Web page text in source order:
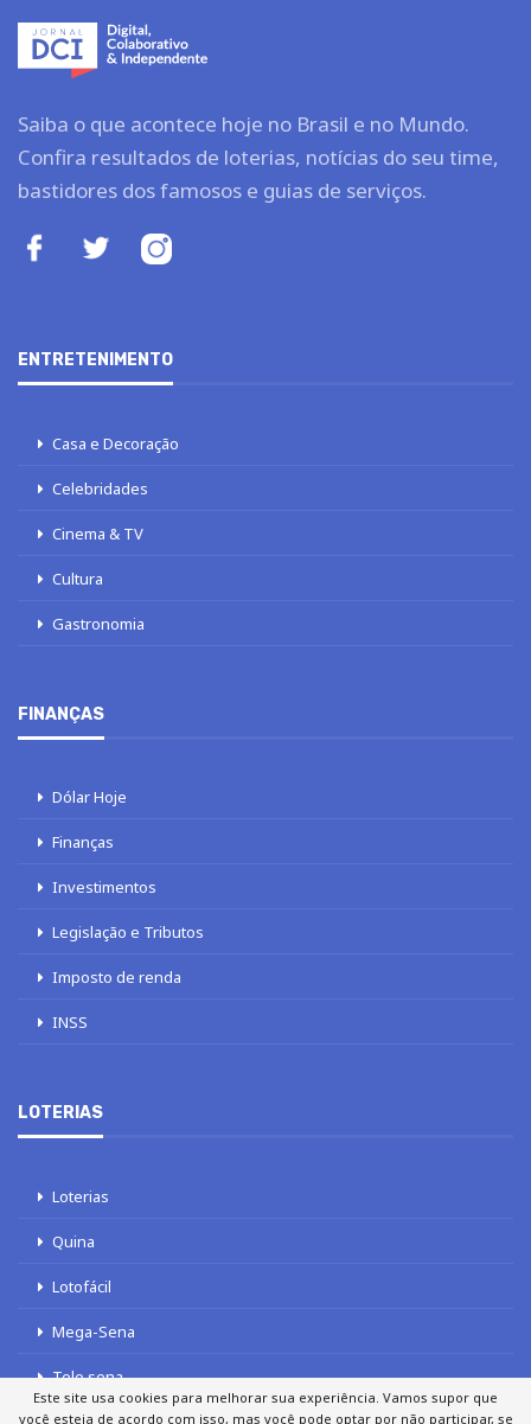
Saiba o que acontece hoje no Brasil e no Mundo.
Confira resultados de loterias, notícias do seu time,
bastidores dos famosos e guias de serviços.
ENTRETENIMENTO
Casa e Decoração
Celebridades
Cinema & TV
Cultura
Gastronomia
FINANÇAS
Dólar Hoje
Finanças
Investimentos
Legislação e Tributos
Imposto de renda
INSS
LOTERIAS
Loterias
Quina
Lotofácil
Mega-Sena
Tele sena
Este site usa cookies para melhorar sua experiência. Vamos supor que
você esteja de acordo com isso, mas você pode optar por não participar, se